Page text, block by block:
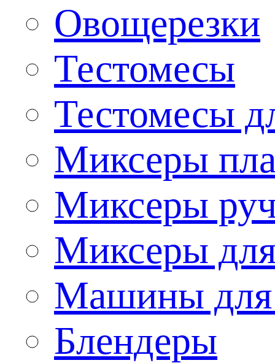
Овощерезки
Тестомесы
Тестомесы
Миксеры
Миксеры
Миксеры
Машины для
Блендеры